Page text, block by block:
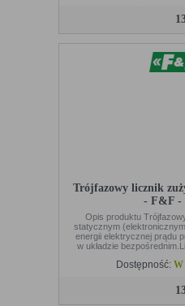
Trójfazowy licznik
- F&F -
Opis produktu
statycznym
energii elektrycznej prądu
w układzie
Dostępność: